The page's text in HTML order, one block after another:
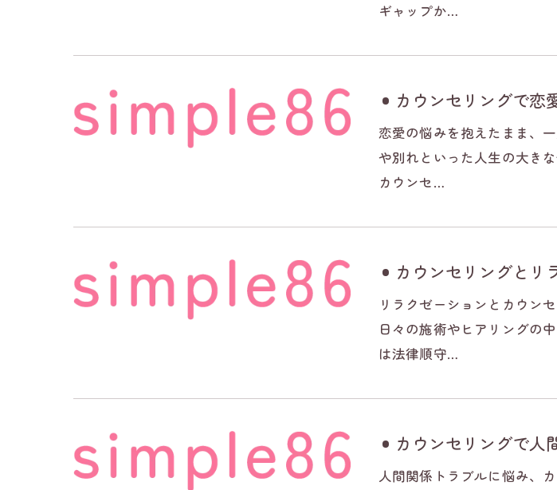
ギャップか…
カウンセリングで恋
恋愛の悩みを抱えたまま、
や別れといった人生の大き
カウンセ…
カウンセリングとリ
リラクゼーションとカウン
日々の施術やヒアリングの
は法律順守…
カウンセリングで人
人間関係トラブルに悩み、